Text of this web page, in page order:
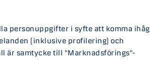
personuppgifter i syfte att komma ihåg
(inklusive profilering) och
är samtycke till "Marknadsförings"-